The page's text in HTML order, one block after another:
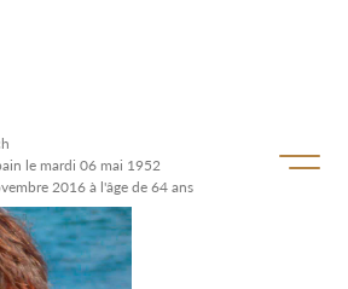
Ouvrir/
le mardi 06 mai 1952
2016 à l'âge de 64 ans